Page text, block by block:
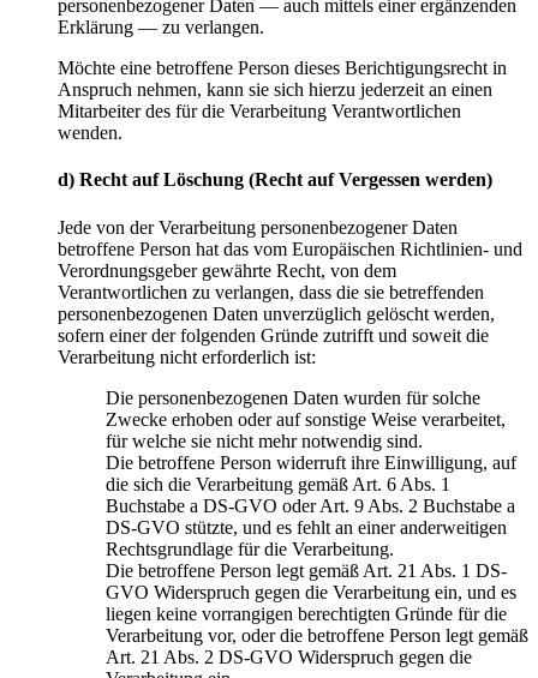
personenbezogener Daten — auch mittels einer ergänzenden
Erklärung — zu verlangen.
Möchte eine betroffene Person dieses Berichtigungsrecht in
Anspruch nehmen, kann sie sich hierzu jederzeit an einen
Mitarbeiter des für die Verarbeitung Verantwortlichen
wenden.
d) Recht auf Löschung (Recht auf Vergessen werden)
Jede von der Verarbeitung personenbezogener Daten
betroffene Person hat das vom Europäischen Richtlinien- und
Verordnungsgeber gewährte Recht, von dem
Verantwortlichen zu verlangen, dass die sie betreffenden
personenbezogenen Daten unverzüglich gelöscht werden,
sofern einer der folgenden Gründe zutrifft und soweit die
Verarbeitung nicht erforderlich ist:
Die personenbezogenen Daten wurden für solche
Zwecke erhoben oder auf sonstige Weise verarbeitet,
für welche sie nicht mehr notwendig sind.
Die betroffene Person widerruft ihre Einwilligung, auf
die sich die Verarbeitung gemäß Art. 6 Abs. 1
Buchstabe a DS-GVO oder Art. 9 Abs. 2 Buchstabe a
DS-GVO stützte, und es fehlt an einer anderweitigen
Rechtsgrundlage für die Verarbeitung.
Die betroffene Person legt gemäß Art. 21 Abs. 1 DS-
GVO Widerspruch gegen die Verarbeitung ein, und es
liegen keine vorrangigen berechtigten Gründe für die
Verarbeitung vor, oder die betroffene Person legt gemäß
Art. 21 Abs. 2 DS-GVO Widerspruch gegen die